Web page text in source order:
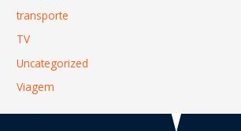
transporte
TV
Uncategorized
Viagem